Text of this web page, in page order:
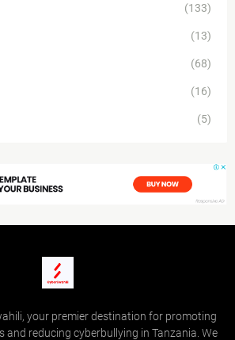
(133)
(13)
(68)
(16)
(5)
your premier destination for promoting
and reducing cyberbullying in Tanzania. We